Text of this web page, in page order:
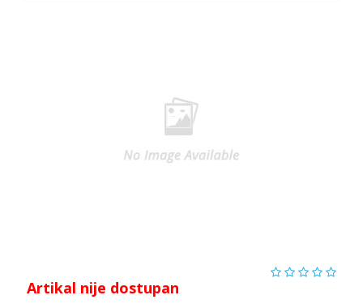
Artikal nije dostupan